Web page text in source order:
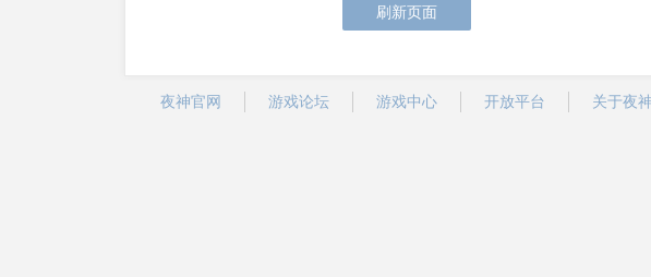
刷新页面
夜神官网 游戏论坛 游戏中心 开放平台 关于夜